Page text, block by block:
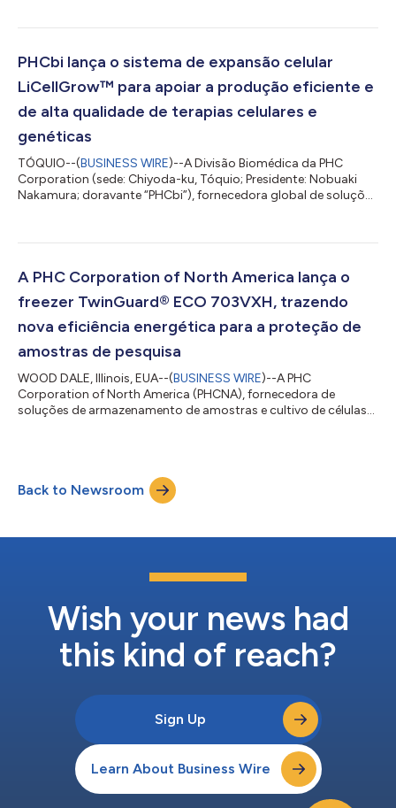
controle aprimorado contra contaminação. A nova linha de
proporcionar maior estabilidade ambiental para uma ampla
gama de aplicações de cultura celul...
PHCbi lança o sistema de expansão celular
LiCellGrow™ para apoiar a produção eficiente e
de alta qualidade de terapias celulares e
genéticas
TÓQUIO--(BUSINESS WIRE)--A Divisão Biomédica da PHC
Corporation (sede: Chiyoda-ku, Tóquio; Presidente: Nobuaki
Nakamura; doravante “PHCbi”), fornecedora global de soluções
Chiyoda-ku, Tóquio), anunciou hoje o lançamento de seu novo
pesquisa no Japão e em outros países selecionados
globalmente(*2). O sistema foi projetado para mel...
A PHC Corporation of North America lança o
freezer TwinGuard® ECO 703VXH, trazendo
nova eficiência energética para a proteção de
amostras de pesquisa
WOOD DALE, Illinois, EUA--(BUSINESS WIRE)--A PHC
Corporation of North America (PHCNA), fornecedora de
soluções de armazenamento de amostras e cultivo de células
ultrabaixa (ULT): o TwinGuard ECO 703VXH. Este novo freezer
foi projetado para oferecer maior eficiência energética e
monitoramento operacional expandido para bior...
Back to Newsroom
Wish your news had
this kind of reach?
Sign Up
Learn About Business Wire